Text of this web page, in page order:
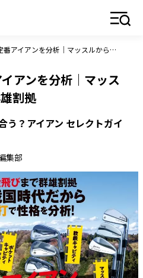
2020年最新&定番アイアンを分析｜マッスルから激飛びまで群雄割拠
アンを分析｜マッス
割拠
う？アイアン セレクトガイ
集部